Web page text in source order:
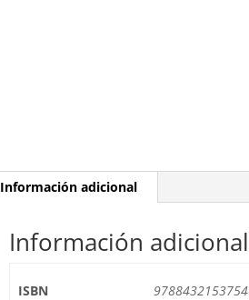
Información adicional
Información adicional
ISBN 9788432153754